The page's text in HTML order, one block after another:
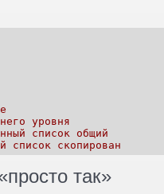
уровня
список общий
скопирован
так»